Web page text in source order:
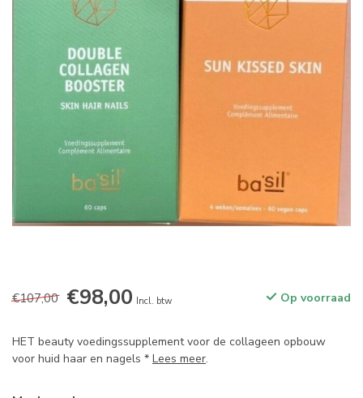
€107,00 €98,00 Incl. btw Op voorraad
HET beauty voedingssupplement voor de collageen opbouw
voor huid haar en nagels * Lees meer.